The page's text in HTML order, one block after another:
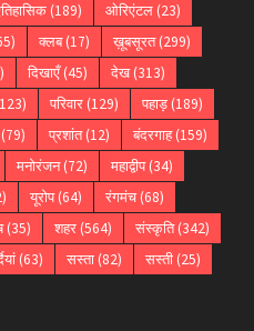
(189) ओरिएंटल(23)
क्लब(17) ख़ूबसूरत(299)
दिखाएँ(45) देख(313)
परिवार(129) पहाड़(189)
प्रशांत(12) बंदरगाह(159)
मनोरंजन(72) महाद्वीप(34)
यूरोप(64) रंगमंच(68)
(35) शहर(564) संस्कृति(342)
(63) सस्ता(82) सस्ती(25)